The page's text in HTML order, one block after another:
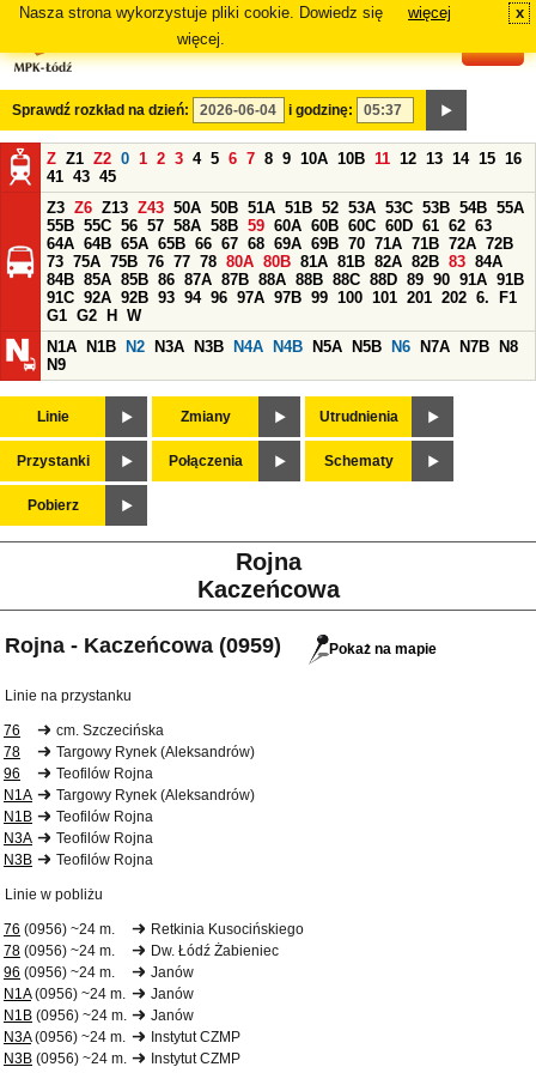
Nasza strona wykorzystuje pliki cookie. Dowiedz się
więcej.
więcej x
Sprawdź rozkład na dzień: i godzinę:
Z Z1 Z2 0 1 2 3 4 5 6 7 8 9 10A 10B 11 12 13 14 15 16
41 43 45
Z3 Z6 Z13 Z43 50A 50B 51A 51B 52 53A 53C 53B 54B 55A
55B 55C 56 57 58A 58B 59 60A 60B 60C 60D 61 62 63
64A 64B 65A 65B 66 67 68 69A 69B 70 71A 71B 72A 72B
73 75A 75B 76 77 78 80A 80B 81A 81B 82A 82B 83 84A
84B 85A 85B 86 87A 87B 88A 88B 88C 88D 89 90 91A 91B
91C 92A 92B 93 94 96 97A 97B 99 100 101 201 202 6.
F1
G1 G2 H
W
N1A
N1B N2 N3A N3B N4A N4B N5A N5B N6 N7A N7B
N8
N9
Linie Zmiany Utrudnienia
Przystanki Połączenia Schematy
Pobierz
Rojna
Kaczeńcowa
Rojna - Kaczeńcowa (0959) Pokaż na mapie
Linie na przystanku
76
cm. Szczecińska
78
Targowy Rynek (Aleksandrów)
96
Teofilów Rojna
N1A
Targowy Rynek (Aleksandrów)
N1B
Teofilów Rojna
N3A
Teofilów Rojna
N3B
Teofilów Rojna
Linie w pobliżu
76 (0956) ~24 m.
Retkinia Kusocińskiego
78 (0956) ~24 m.
Dw. Łódź Żabieniec
96 (0956) ~24 m.
Janów
N1A(0956) ~24 m.
Janów
N1B (0956) ~24 m.
Janów
N3A(0956) ~24 m.
Instytut CZMP
N3B (0956) ~24 m. Instytut CZMP